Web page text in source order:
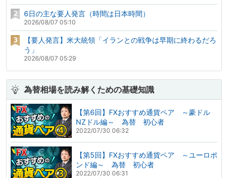
6日の主な要人発言（時間は日本時間）
2026/08/07 05:10
【要人発言】米大統領「イランとの戦争は早期に終わるだろ
う」
2026/08/07 05:29
為替相場を読み解くための基礎知識
【第6回】FXおすすめ通貨ペア ～豪ドル
NZドル編～ 為替 初心者
2022/07/30 06:32
【第5回】FXおすすめ通貨ペア ～ユーロポ
ンド編～ 為替 初心者
2022/07/30 06:31